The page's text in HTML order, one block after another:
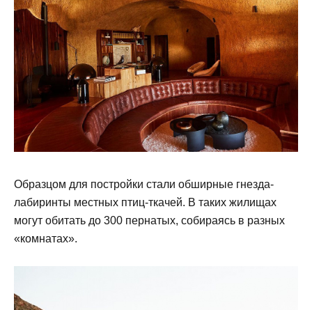
Образцом для постройки стали обширные гнезда-
лабиринты местных птиц-ткачей. В таких жилищах
могут обитать до 300 пернатых, собираясь в разных
«комнатах».